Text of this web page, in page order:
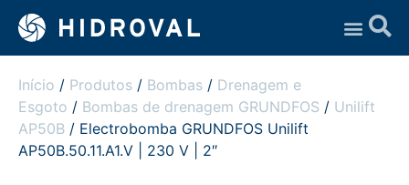
Início / Produtos / Bombas / Drenagem e
Esgoto / Bombas de drenagem GRUNDFOS / Unilift
AP50B / Electrobomba GRUNDFOS Unilift
AP50B.50.11.A1.V | 230 V | 2″